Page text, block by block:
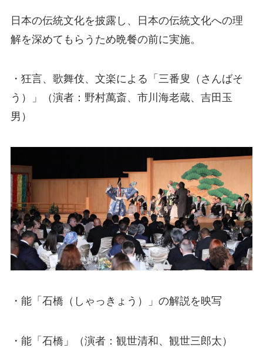
日本の伝統文化を披露し、日本の伝統文化への理
解を深めてもらうため晩餐の前に実施。
・狂言、歌舞伎、文楽による「三番叟（さんばそ
う）」（演者：野村萬斎、市川海老蔵、吉田玉
男）
・能「石橋（しゃっきょう）」の解説を映写
・能「石橋」（演者：観世清和、観世三郎太）